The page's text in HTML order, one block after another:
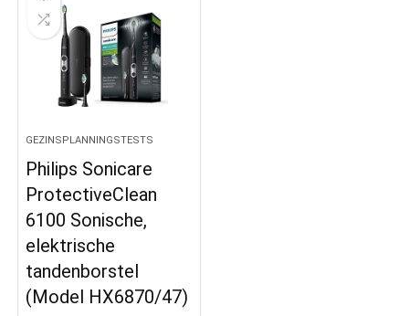
GEZINSPLANNINGSTESTS
Philips Sonicare
ProtectiveClean
6100 Sonische,
elektrische
tandenborstel
(Model HX6870/47)